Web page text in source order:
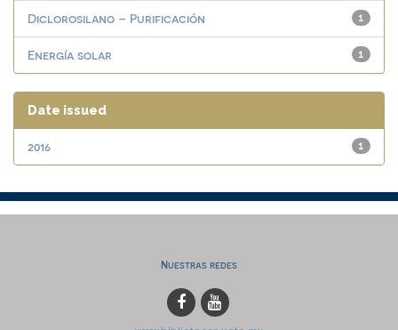
1
Diclorosilano – Purificación
1
Energía solar
Date issued
1
2016
Nuestras redes